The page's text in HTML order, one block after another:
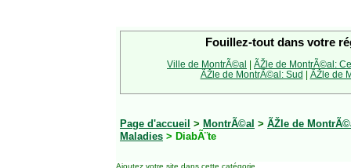
Fouillez-tout dans votre
Ville de MontrÃ©al | ÃŽle de MontrÃ©al:
ÃŽle de MontrÃ©al: Sud | ÃŽle de
Page d'accueil > MontrÃ©al > ÃŽle de
Maladies > DiabÃ¨te
Ajoutez votre site dans cette catégorie